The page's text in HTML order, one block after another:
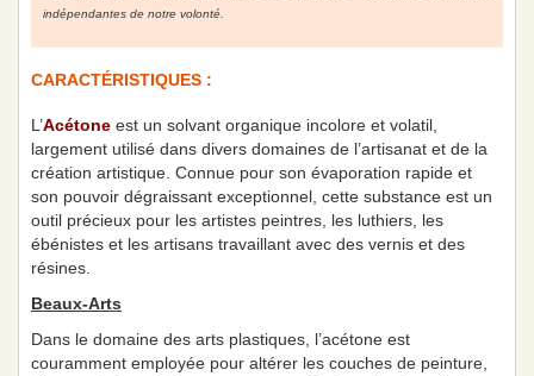
indépendantes de notre volonté.
CARACTÉRISTIQUES :
L’Acétone est un solvant organique incolore et volatil,
largement utilisé dans divers domaines de l’artisanat et de la
création artistique. Connue pour son évaporation rapide et
son pouvoir dégraissant exceptionnel, cette substance est un
outil précieux pour les artistes peintres, les luthiers, les
ébénistes et les artisans travaillant avec des vernis et des
résines.
Beaux-Arts
Dans le domaine des arts plastiques, l’acétone est
couramment employée pour altérer les couches de peinture,